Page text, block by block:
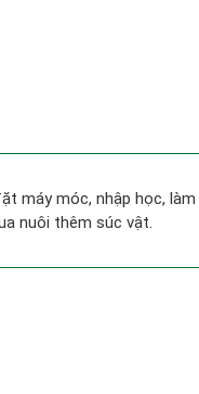
máy móc, nhập học,
nuôi thêm súc vật.